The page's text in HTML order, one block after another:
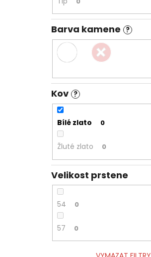
Barva kamene ?
Kov ?
Bílé zlato 0
Žluté zlato 0
Velikost prstene
54 0
57 0